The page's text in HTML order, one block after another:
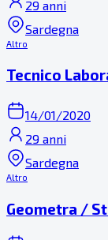
29 anni
Sardegna
Altro
Tecnico
14/01/2020
29 anni
Sardegna
Altro
Geometra /